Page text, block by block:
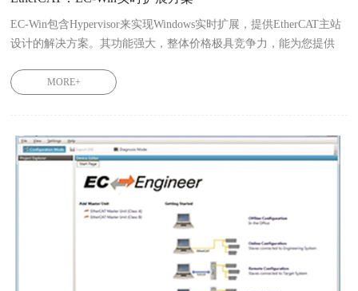
EC-Win包含Hypervisor来实现Windows实时扩展，提供EtherCAT主站
设计的解决方案。其功能强大，整体价格极具竞争力，能为您提供
操作系统如Linux RT、RTOS-32 Ontime等平台上操作时，可以结合
MORE+